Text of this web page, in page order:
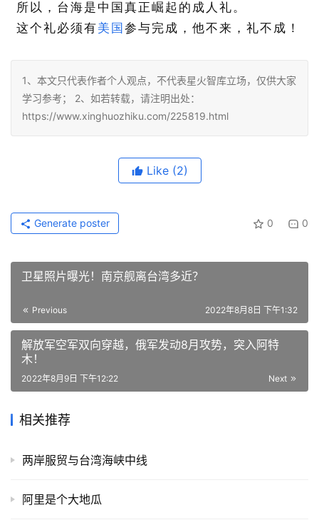
所以，台海是中国真正崛起的成人礼。
这个礼必须有美国 参与完成，他不来，礼不成！
1、本文只代表作者个人观点，不代表星火智库立场，仅供大家
学习参考； 2、如若转载，请注明出处：
https://www.xinghuozhiku.com/225819.html
Like (2)
0 0
Generate poster
卫星照片曝光！南京舰离台湾多近？
Previous 2022年8月8日 下午1:32
解放军空军双向穿越，俄军发动8月攻势，突入阿特
木！
Next
2022年8月9日 下午12:22
相关推荐
两岸服贸与台湾海峡中线
阿里是个大地瓜